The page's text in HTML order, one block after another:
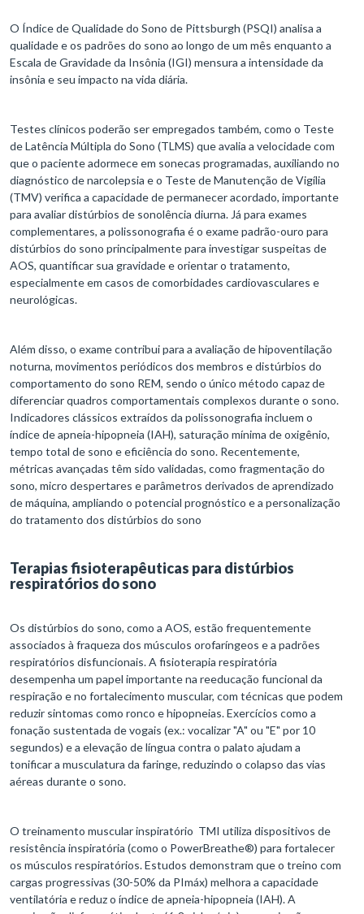
O Índice de Qualidade do Sono de Pittsburgh (PSQI) analisa a
qualidade e os padrões do sono ao longo de um mês enquanto a
Escala de Gravidade da Insônia (IGI) mensura a intensidade da
insônia e seu impacto na vida diária.
Testes clínicos poderão ser empregados também, como o Teste
de Latência Múltipla do Sono (TLMS) que avalia a velocidade com
que o paciente adormece em sonecas programadas, auxiliando no
diagnóstico de narcolepsia e o Teste de Manutenção de Vigília
(TMV) verifica a capacidade de permanecer acordado, importante
para avaliar distúrbios de sonolência diurna. Já para exames
complementares, a polissonografia é o exame padrão-ouro para
distúrbios do sono principalmente para investigar suspeitas de
AOS, quantificar sua gravidade e orientar o tratamento,
especialmente em casos de comorbidades cardiovasculares e
neurológicas.
Além disso, o exame contribui para a avaliação de hipoventilação
noturna, movimentos periódicos dos membros e distúrbios do
comportamento do sono REM, sendo o único método capaz de
diferenciar quadros comportamentais complexos durante o sono.
Indicadores clássicos extraídos da polissonografia incluem o
índice de apneia-hipopneia (IAH), saturação mínima de oxigênio,
tempo total de sono e eficiência do sono. Recentemente,
métricas avançadas têm sido validadas, como fragmentação do
sono, micro despertares e parâmetros derivados de aprendizado
de máquina, ampliando o potencial prognóstico e a personalização
do tratamento dos distúrbios do sono
Terapias fisioterapêuticas para distúrbios
respiratórios do sono
Os distúrbios do sono, como a AOS, estão frequentemente
associados à fraqueza dos músculos orofaríngeos e a padrões
respiratórios disfuncionais. A fisioterapia respiratória
desempenha um papel importante na reeducação funcional da
respiração e no fortalecimento muscular, com técnicas que podem
reduzir sintomas como ronco e hipopneias. Exercícios como a
fonação sustentada de vogais (ex.: vocalizar "A" ou "E" por 10
segundos) e a elevação de língua contra o palato ajudam a
tonificar a musculatura da faringe, reduzindo o colapso das vias
aéreas durante o sono.
O treinamento muscular inspiratório TMI utiliza dispositivos de
resistência inspiratória (como o PowerBreathe®) para fortalecer
os músculos respiratórios. Estudos demonstram que o treino com
cargas progressivas (30-50% da PImáx) melhora a capacidade
ventilatória e reduz o índice de apneia-hipopneia (IAH). A